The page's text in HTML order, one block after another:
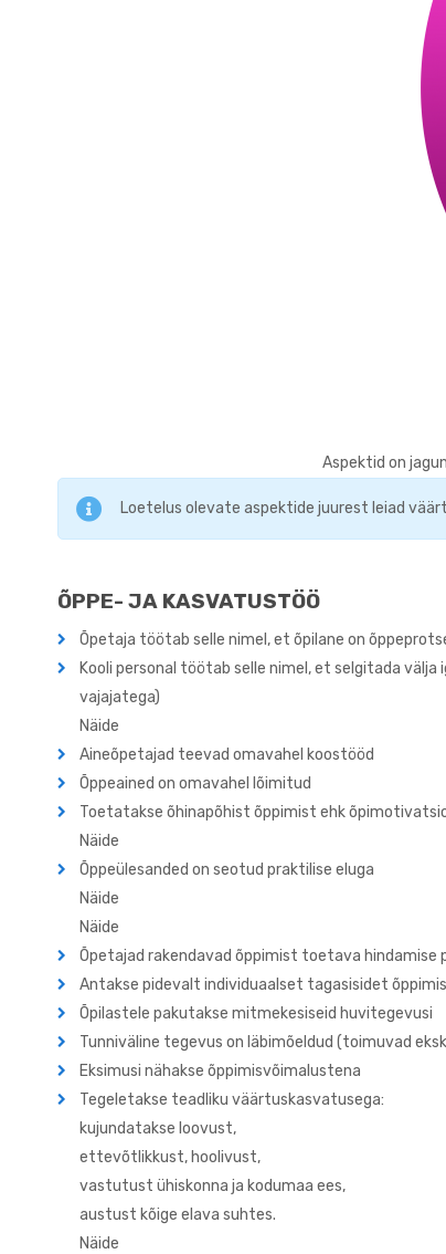
Aspektid on
Loetelus olevate aspektide juurest leiad
ÕPPE- JA KASVATUSTÖÖ
Õpetaja töötab selle nimel, et õpilane on
Kooli personal töötab selle nimel, et selgitada
vajajatega)
Näide
Aineõpetajad teevad omavahel koostööd
Õppeained on omavahel lõimitud
Toetatakse õhinapõhist õppimist ehk
Näide
Õppeülesanded on seotud praktilise eluga
Näide
Näide
Õpetajad rakendavad õppimist toetava hindamise
Antakse pidevalt individuaalset tagasisidet
Õpilastele pakutakse mitmekesiseid huvitegevusi
Tunniväline tegevus on läbimõeldud (toimuvad
Eksimusi nähakse õppimisvõimalustena
Tegeletakse teadliku väärtuskasvatusega:
kujundatakse loovust,
ettevõtlikkust, hoolivust,
vastutust ühiskonna ja kodumaa ees,
austust kõige elava suhtes.
Näide